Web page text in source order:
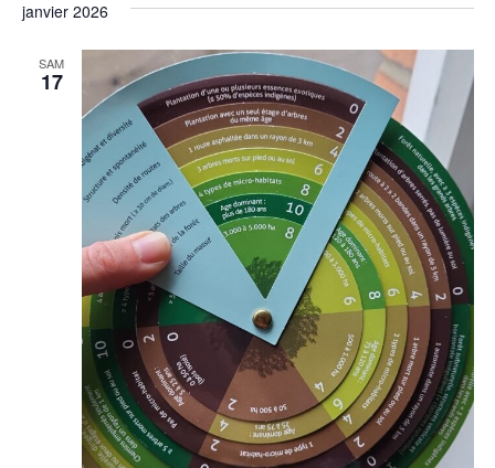
janvier 2026
SAM
17